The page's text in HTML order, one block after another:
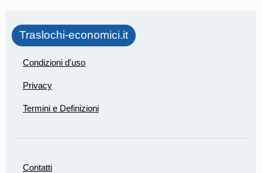
Traslochi-economici.it
Condizioni d'uso
Privacy
Termini e Definizioni
Contatti